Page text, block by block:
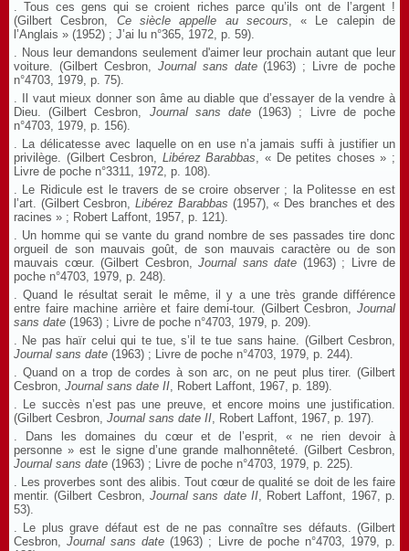
. Tous ces gens qui se croient riches parce qu’ils ont de l’argent !
(Gilbert Cesbron, Ce siècle appelle au secours, « Le calepin de
l’Anglais » (1952) ; J’ai lu n°365, 1972, p. 59).
. Nous leur demandons seulement d'aimer leur prochain autant que leur
voiture. (Gilbert Cesbron, Journal sans date(1963) ; Livre de poche
n°4703, 1979, p. 75).
. Il vaut mieux donner son âme au diable que d’essayer de la vendre à
Dieu. (Gilbert Cesbron, Journal sans date (1963) ; Livre de poche
n°4703, 1979, p. 156).
. La délicatesse avec laquelle on en use n’a jamais suffi à justifier un
privilège. (Gilbert Cesbron, Libérez Barabbas, « De petites choses » ;
Livre de poche n°3311, 1972, p. 108).
. Le Ridicule est le travers de se croire observer ; la Politesse en est
l’art. (Gilbert Cesbron,Libérez Barabbas (1957), « Des branches et des
racines » ; Robert Laffont, 1957, p. 121).
. Un homme qui se vante du grand nombre de ses passades tire donc
orgueil de son mauvais goût, de son mauvais caractère ou de son
mauvais cœur. (Gilbert Cesbron, Journal sans date (1963) ; Livre de
poche n°4703, 1979, p. 248).
. Quand le résultat serait le même, il y a une très grande différence
entre faire machine arrière et faire demi-tour. (Gilbert Cesbron, Journal
sans date (1963) ; Livre de poche n°4703, 1979, p. 209).
. Ne pas haïr celui qui te tue, s’il te tue sans haine. (Gilbert Cesbron,
Journal sans date (1963) ; Livre de poche n°4703, 1979, p. 244).
. Quand on a trop de cordes à son arc, on ne peut plus tirer. (Gilbert
Cesbron, Journal sans date II, Robert Laffont, 1967, p. 189).
. Le succès n’est pas une preuve, et encore moins une justification.
(Gilbert Cesbron, Journal sans date II, Robert Laffont, 1967, p. 197).
. Dans les domaines du cœur et de l’esprit, « ne rien devoir à
personne » est le signe d’une grande malhonnêteté. (Gilbert Cesbron,
Journal sans date (1963) ; Livre de poche n°4703, 1979, p. 225).
. Les proverbes sont des alibis. Tout cœur de qualité se doit de les faire
mentir. (Gilbert Cesbron, Journal sans date II, Robert Laffont, 1967, p.
53).
. Le plus grave défaut est de ne pas connaître ses défauts. (Gilbert
Cesbron,Journal sans date (1963) ; Livre de poche n°4703, 1979, p.